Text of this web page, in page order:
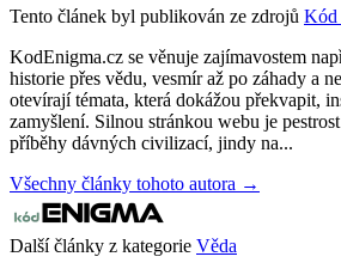
Tento článek byl publikován ze zdrojů Kód
KodEnigma.cz se věnuje zajímavostem
historie přes vědu, vesmír až po záhady a
otevírají témata, která dokážou překvapit,
zamyšlení. Silnou stránkou webu je
příběhy dávných civilizací, jindy na...
Všechny články tohoto autora →
Další články z kategorie Věda